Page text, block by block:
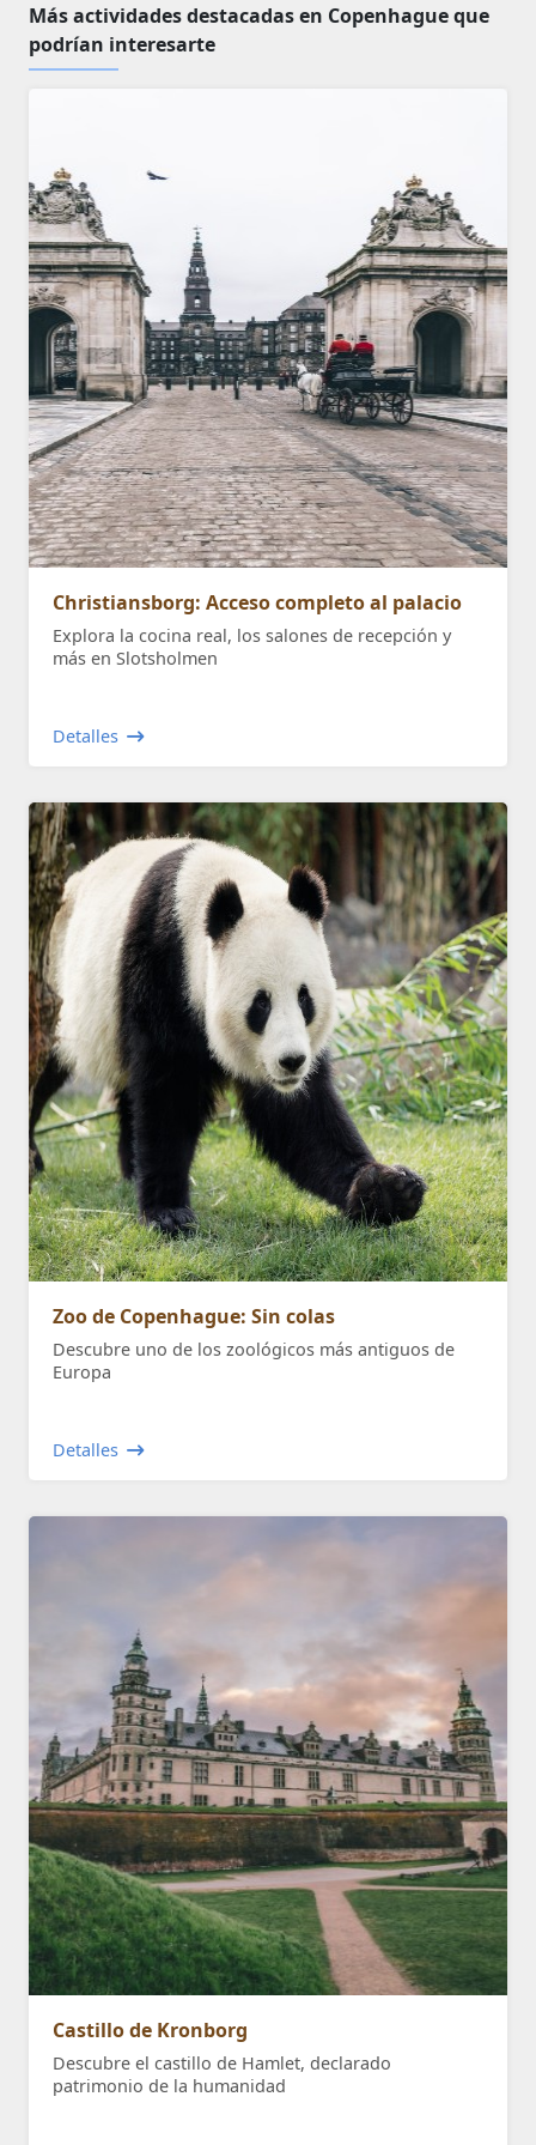
Más actividades destacadas en Copenhague que
podrían interesarte
Christiansborg: Acceso completo al palacio
Explora la cocina real, los salones de recepción y
más en Slotsholmen
Detalles
Zoo de Copenhague: Sin colas
Descubre uno de los zoológicos más antiguos de
Europa
Detalles
Castillo de Kronborg
Descubre el castillo de Hamlet, declarado
patrimonio de la humanidad